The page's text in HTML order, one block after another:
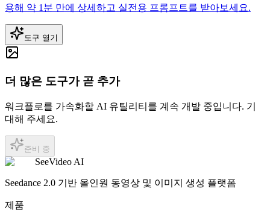
용해 약 1분 만에 상세하고 실전용 프롬프트를 받아보세요.
도구 열기
더 많은 도구가 곧 추가
워크플로를 가속화할 AI 유틸리티를 계속 개발 중입니다. 기
대해 주세요.
준비 중
SeeVideo AI
Seedance 2.0 기반 올인원 동영상 및 이미지 생성 플랫폼
제품